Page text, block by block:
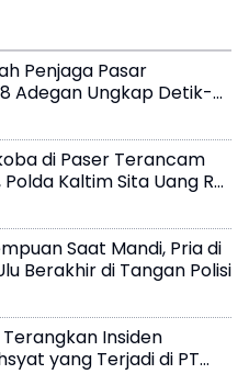
Penjaga Pasar
Adegan Ungkap Detik-
di Paser Terancam
Kaltim Sita Uang Rp1
Saat Mandi, Pria di
Berakhir di Tangan Polisi
Insiden
yang Terjadi di PT